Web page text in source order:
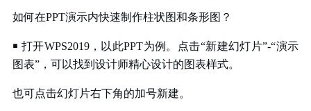
如何在PPT演示内快速制作柱状图和条形图？
￭ 打开WPS2019，以此PPT为例。点击“新建幻灯片”-“演示
图表”，可以找到设计师精心设计的图表样式。
也可点击幻灯片右下角的加号新建。